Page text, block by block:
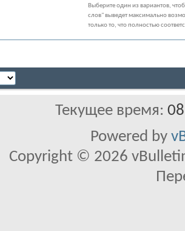
Выберите один из вариантов,
слов" выведет максимально
только то, что полностью
Текущее время:
Powered by
Copyright © 2026